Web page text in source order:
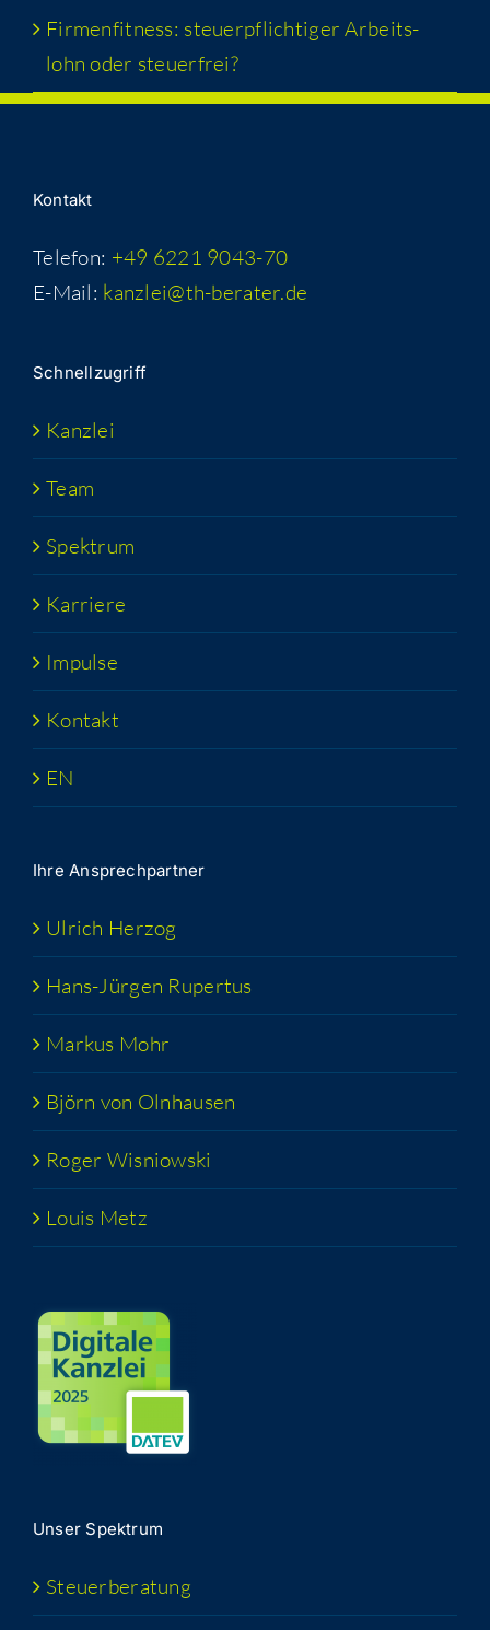
Fir­men­fit­ness: steu­er­pflich­ti­ger Arbeits­
lohn oder steuerfrei?
Kon­takt
Telefon: +49 6221 9043-70
E-Mail: kanzlei@th-berater.de
Schnell­zu­griff
Kanz­lei
Team
Spek­trum
Kar­rie­re
Impul­se
Kon­takt
EN
Ihre Ansprech­part­ner
Ulrich Her­zog
Hans-Jür­­gen Rupertus
Mar­kus Mohr
Björn von Olnhausen
Roger Wis­niow­ski
Lou­is Metz
Unser Spek­trum
Steu­er­be­ra­tung